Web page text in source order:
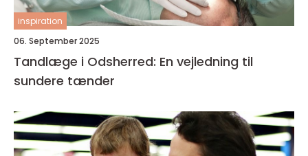
inspiration
06. September 2025
Tandlæge i Odsherred: En vejledning til
sundere tænder